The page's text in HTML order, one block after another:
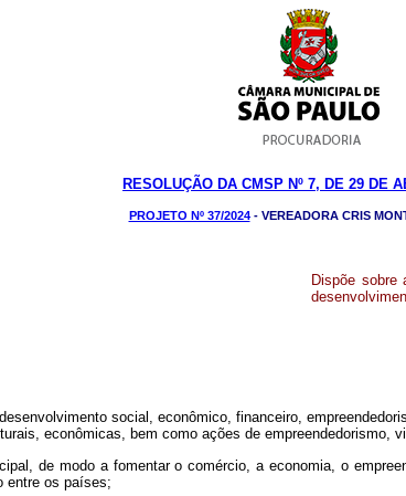
RESOLUÇÃO DA CMSP Nº 7, DE 29 DE
PROJETO Nº 37/2024- VEREADORA CRIS
Dispõe sobre
social, econômico, financeiro,
econômicas, bem como ações de empreendedorismo,
de modo a fomentar o comércio, a economia, o
entre os países;